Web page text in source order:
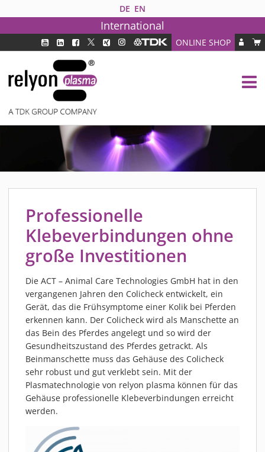
DE EN
International
ONLINE SHOP
PLASMATECHNOLOGIE
DBD TECHNOLOGIE
PAA TECHNOLOGIE®
PDD TECHNOLOGIE®
BRANCHEN
MEDIPLAS REACTOR
MEDIPLAS DRIVER
PIEZOBRUSH PZ3
PIEZOBRUSH MODULE
PLASMABRUSH PB3
PLASMABRUSH PB3 INTEGRATION
PLASMATOOL
KONZEPTE
IMPLAPREP
DOWNLOADS
ANWENDUNGEN
DESINFEKTION
DRUCKVORBEHANDLUNG
Professionelle
Klebeverbindungen ohne
große Investitionen
Die ACT – Animal Care Technologies GmbH hat in den
vergangenen Jahren den Colicheck entwickelt, ein
Gerät, das die Frühsymptome einer Kolik bei Pferden
erkennen kann. Der Colicheck wird als Manschette an
das Bein des Pferdes angelegt und so wird der
Gesundheitszustand des Pferdes getrackt. Als
Beinmanschette muss das Gehäuse des Colicheck
sehr robust und gut verklebt sein. Mit der
Plasmatechnologie von relyon plasma können für das
Gehäuse professionelle Klebeverbindungen erreicht
werden.